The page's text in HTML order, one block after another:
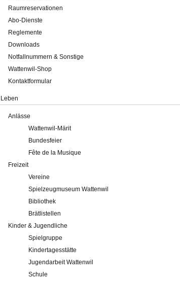
Raumreservationen
Abo-Dienste
Reglemente
Downloads
Notfallnummern & Sonstige
Wattenwil-Shop
Kontaktformular
Leben
Anlässe
Wattenwil-Märit
Bundesfeier
Fête de la Musique
Freizeit
Vereine
Spielzeugmuseum Wattenwil
Bibliothek
Brätlistellen
Kinder & Jugendliche
Spielgruppe
Kindertagesstätte
Jugendarbeit Wattenwil
Schule